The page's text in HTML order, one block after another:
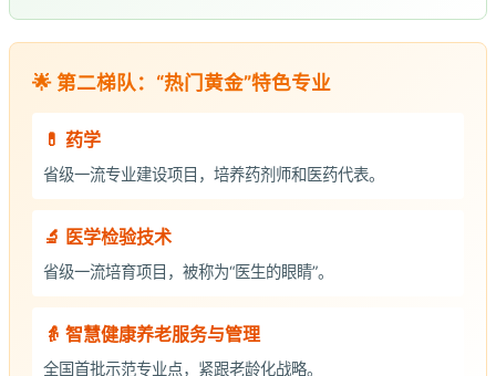
🌟 第二梯队：“热门黄金”特色专业
💊 药学
省级一流专业建设项目，培养药剂师和医药代表。
🔬 医学检验技术
省级一流培育项目，被称为“医生的眼睛”。
👵 智慧健康养老服务与管理
全国首批示范专业点，紧跟老龄化战略。